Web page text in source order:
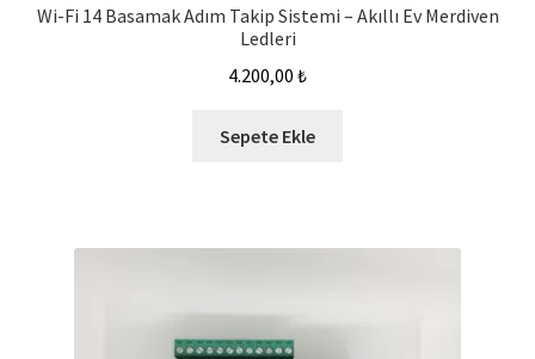
Wi-Fi 14 Basamak Adım Takip Sistemi – Akıllı Ev Merdiven
Ledleri
4.200,00 ₺
Sepete Ekle